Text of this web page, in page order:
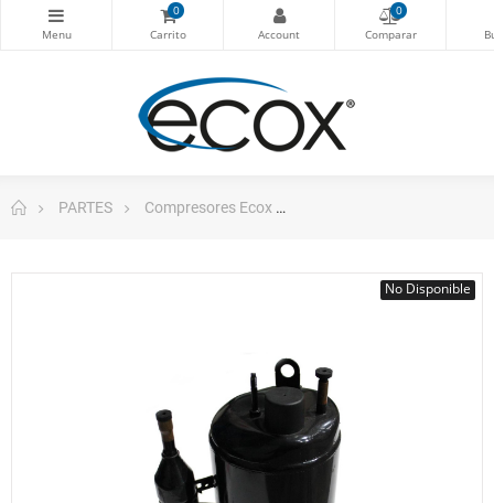
0 0
PARTES Compresores Ecox
No Disponible